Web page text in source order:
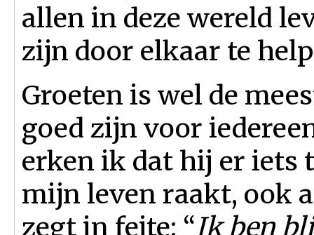
allen in deze wereld
zijn door elkaar te
Groeten is wel de
goed zijn voor
erken ik dat hij er iets
mijn leven raakt, ook
zegt in feite: “Ik ben